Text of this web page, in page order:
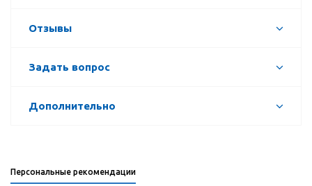
Отзывы
Задать вопрос
Дополнительно
Персональные рекомендации